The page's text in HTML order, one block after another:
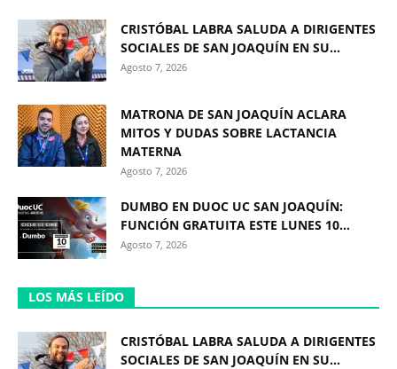
CRISTÓBAL LABRA SALUDA A DIRIGENTES
SOCIALES DE SAN JOAQUÍN EN SU...
Agosto 7, 2026
MATRONA DE SAN JOAQUÍN ACLARA
MITOS Y DUDAS SOBRE LACTANCIA
MATERNA
Agosto 7, 2026
DUMBO EN DUOC UC SAN JOAQUÍN:
FUNCIÓN GRATUITA ESTE LUNES 10...
Agosto 7, 2026
LOS MÁS LEÍDO
CRISTÓBAL LABRA SALUDA A DIRIGENTES
SOCIALES DE SAN JOAQUÍN EN SU...